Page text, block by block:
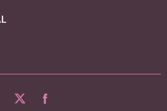
TWITTERFACEBOOK